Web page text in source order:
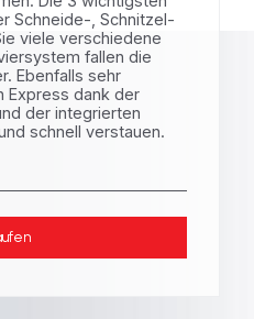
Schneide-, Schnitzel-
viele verschiedene
fallen die
Ebenfalls sehr
Express dank der
der integrierten
schnell verstauen.